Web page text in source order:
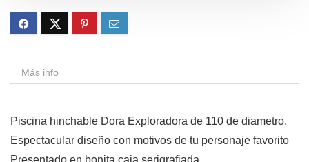
Más info
Piscina hinchable Dora Exploradora de 110 de diametro.
Espectacular diseño con motivos de tu personaje favorito